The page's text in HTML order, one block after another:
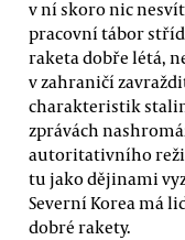
v ní skoro nic
pracovní tábor
raketa dobře létá,
v zahraničí
charakteristik
zprávách
autoritativního
tu jako dějinami
Severní Korea má
dobré rakety.